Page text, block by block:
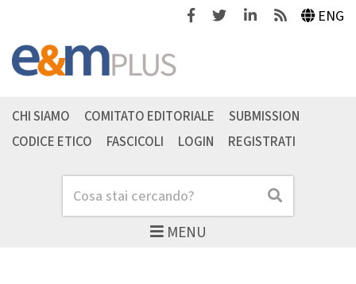
FacebookTwitterLinkedinFeeds ENG
MENU
Cerca Cerca
CHI SIAMO COMITATO EDITORIALE
SUBMISSION
CODICE ETICO
FASCICOLI LOGIN REGISTRATI